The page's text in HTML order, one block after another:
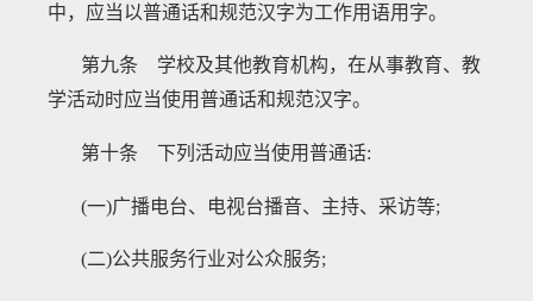
中，应当以普通话和规范汉字为工作用语用字。
第九条 学校及其他教育机构，在从事教育、教
学活动时应当使用普通话和规范汉字。
第十条 下列活动应当使用普通话:
(一)广播电台、电视台播音、主持、采访等;
(二)公共服务行业对公众服务;